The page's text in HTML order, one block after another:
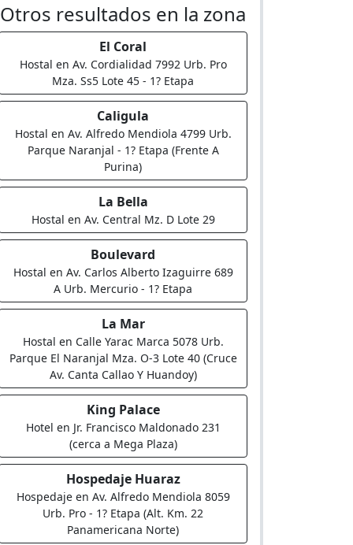
Otros resultados en la zona
El Coral
Hostal en Av. Cordialidad 7992 Urb. Pro
Mza. Ss5 Lote 45 - 1? Etapa
Caligula
Hostal en Av. Alfredo Mendiola 4799 Urb.
Parque Naranjal - 1? Etapa (Frente A
Purina)
La Bella
Hostal en Av. Central Mz. D Lote 29
Boulevard
Hostal en Av. Carlos Alberto Izaguirre 689
A Urb. Mercurio - 1? Etapa
La Mar
Hostal en Calle Yarac Marca 5078 Urb.
Parque El Naranjal Mza. O-3 Lote 40 (Cruce
Av. Canta Callao Y Huandoy)
King Palace
Hotel en Jr. Francisco Maldonado 231
(cerca a Mega Plaza)
Hospedaje Huaraz
Hospedaje en Av. Alfredo Mendiola 8059
Urb. Pro - 1? Etapa (Alt. Km. 22
Panamericana Norte)